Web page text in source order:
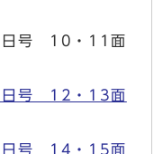
日号 10・11面
日号 12・13面
日号 14・15面